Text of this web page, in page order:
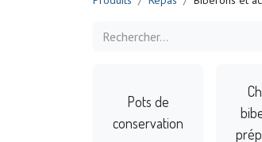
Pots de
conservation